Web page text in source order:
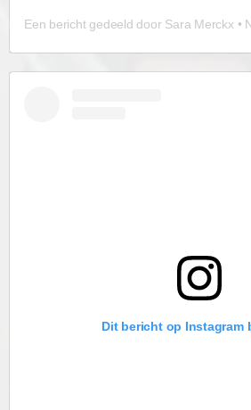
Dit bericht op Instagram